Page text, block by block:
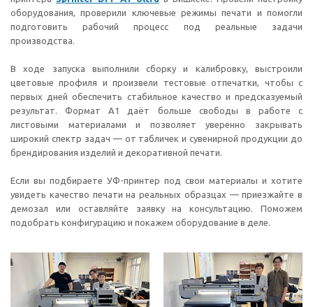
оборудования, проверили ключевые режимы печати и помогли
подготовить рабочий процесс под реальные задачи
производства.
В ходе запуска выполнили сборку и калибровку, выстроили
цветовые профиля и произвели тестовые отпечатки, чтобы с
первых дней обеспечить стабильное качество и предсказуемый
результат. Формат A1 даёт больше свободы в работе с
листовыми материалами и позволяет уверенно закрывать
широкий спектр задач — от табличек и сувенирной продукции до
брендирования изделий и декоративной печати.
Если вы подбираете УФ-принтер под свои материалы и хотите
увидеть качество печати на реальных образцах — приезжайте в
демозал или оставляйте заявку на консультацию. Поможем
подобрать конфигурацию и покажем оборудование в деле.